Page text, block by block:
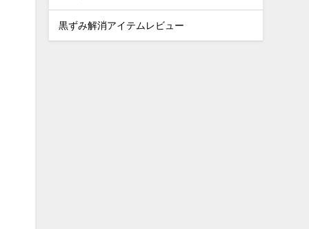
黒ずみ解消アイテムレビュー